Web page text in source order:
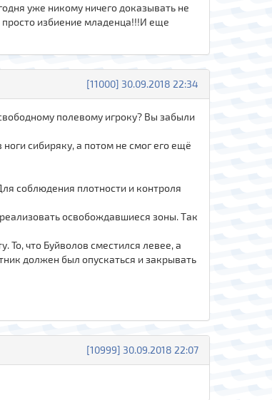
уже никому ничего доказывать не
избиение младенца!!!И еще
[11000] 30.09.2018 22:34
полевому игроку? Вы забыли
сибиряку, а потом не смог его ещё
соблюдения плотности и контроля
освобождавшиеся зоны. Так
что Буйволов сместился левее, а
должен был опускаться и закрывать
[10999] 30.09.2018 22:07